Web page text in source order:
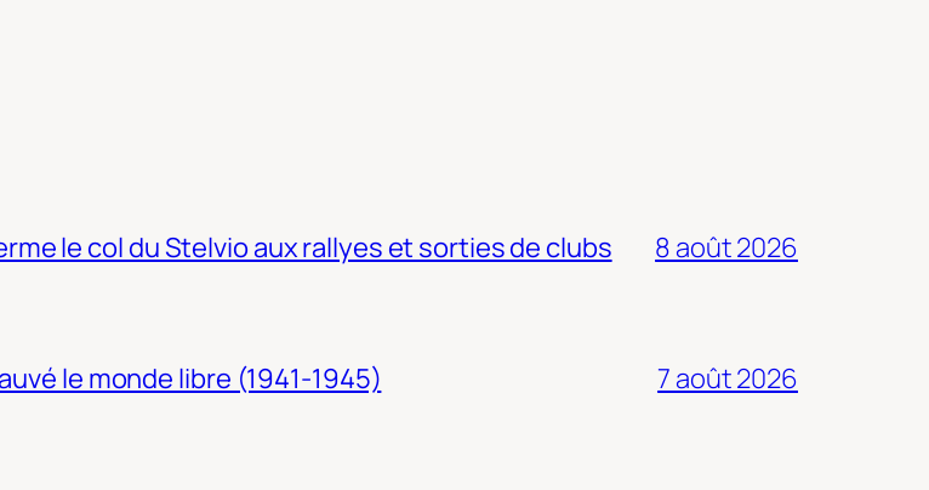
le col du Stelvio aux rallyes et sorties de clubs 8 août 2026
le monde libre (1941-1945) 7 août 2026